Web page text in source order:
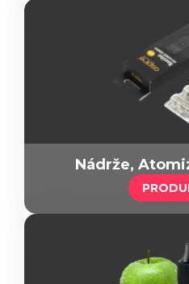
Nádrže,